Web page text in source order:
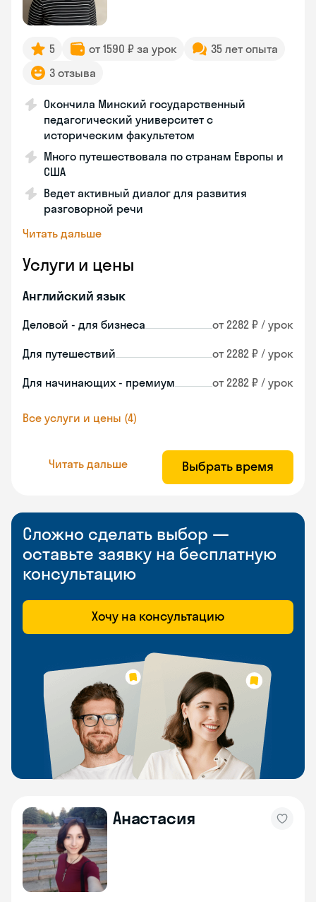
5 от 1590 ₽ за урок
35 лет опыта
3 отзыва
Окончила Минский государственный
педагогический университет с
историческим факультетом
Много путешествовала по странам Европы и
США
Ведет активный диалог для развития
разговорной речи
Читать дальше
Услуги и цены
Английский язык
Деловой - для бизнеса от 2282 ₽ / урок
Для путешествий от 2282 ₽ / урок
Для начинающих - премиум от 2282 ₽ / урок
Все услуги и цены (4)
Читать дальше Выбрать время
Сложно сделать выбор —
оставьте заявку на бесплатную
консультацию
Хочу на консультацию
Анастасия